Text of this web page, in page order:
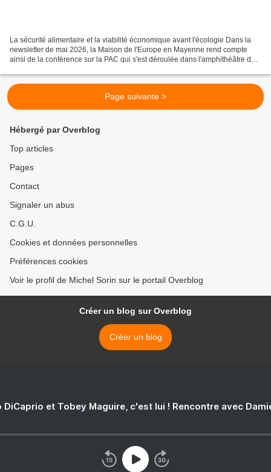
La sécurité alimentaire et la viabilité économique avant l'écologie Dans la
newsletter de mai 2026, la Maison de l'Europe en Mayenne rend compte
ainsi de la conférence sur la PAC qui s'est déroulée dans l'amphithéâtre de
Page suivante >
Hébergé par Overblog
Top articles
Pages
Contact
Signaler un abus
C.G.U.
Cookies et données personnelles
Préférences cookies
Voir le profil de Michel Sorin sur le portail Overblog
Créer un blog sur Overblog
Créer un blog
DiCaprio et Tobey Maguire, c'est lui ! Rencontre avec